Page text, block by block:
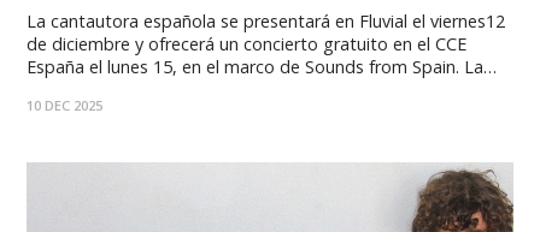
La cantautora española se presentará en Fluvial el viernes12
de diciembre y ofrecerá un concierto gratuito en el CCE
España el lunes 15, en el marco de Sounds from Spain. La
hace casi una década, llega a Chile para presentar su
10 DEC 2025